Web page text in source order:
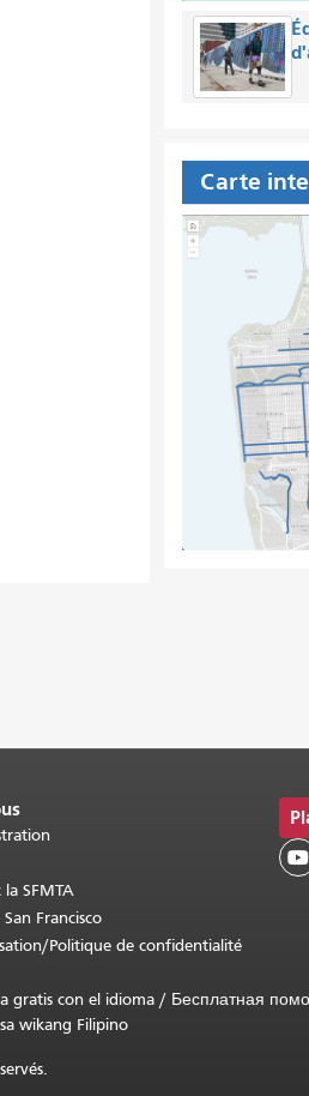
Carte
SFMTA
Francisco
Politique de confidentialité

gratis con el idioma / Бесплатная
wikang Filipino